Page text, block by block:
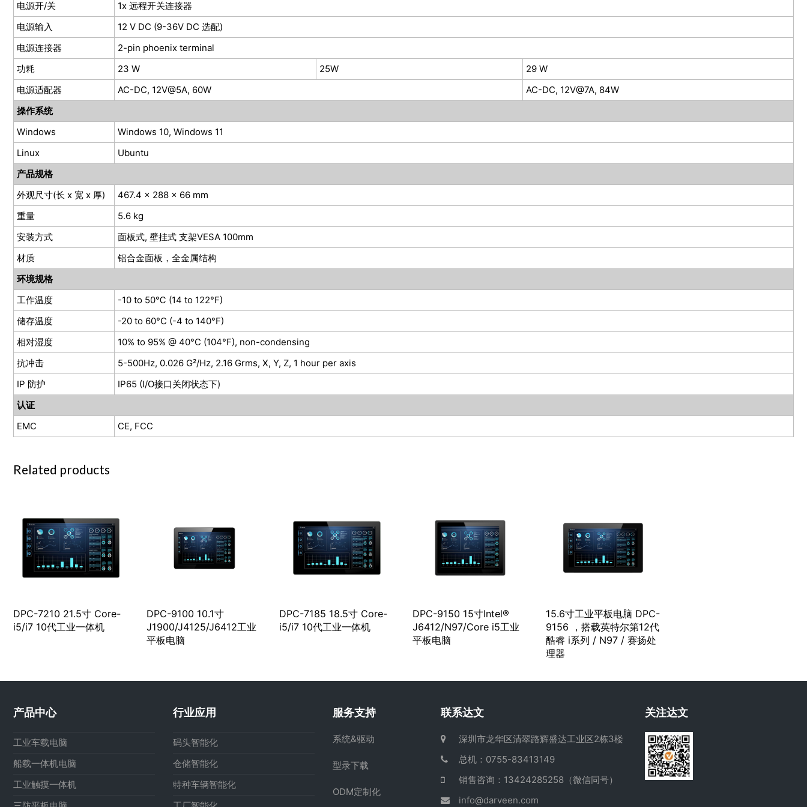
电源开/关
1x 远程开关连接器
电源输入
12 V DC (9-36V DC 选配)
电源连接器
2-pin phoenix terminal
功耗
23 W 25W
29 W
电源适配器
AC-DC, 12V@5A, 60W
AC-DC, 12V@7A, 84W
操作系统
Windows
Windows 10, Windows 11
Linux
Ubuntu
产品规格
外观尺寸(长 x 宽 x 厚)
467.4 x 288 x 66 mm
重量
5.6 kg
安装方式
面板式, 壁挂式 支架VESA 100mm
材质
铝合金面板，全金属结构
环境规格
工作温度
-10 to 50℃ (14 to 122°F)
储存温度
-20 to 60°C (-4 to 140°F)
相对湿度
10% to 95% @ 40°C (104°F), non-condensing
抗冲击
5-500Hz, 0.026 G²/Hz, 2.16 Grms, X, Y, Z, 1 hour per axis
IP 防护
IP65 (I/O接口关闭状态下)
认证
EMC
CE, FCC
Related products
DPC-7210 21.5寸 Core-
i5/i7 10代工业一体机
DPC-9100 10.1寸
J1900/J4125/J6412工业
平板电脑
DPC-7185 18.5寸 Core-
i5/i7 10代工业一体机
DPC-9150 15寸Intel®
J6412/N97/Core i5工业
平板电脑
15.6寸工业平板电脑 DPC-
9156 ，搭载英特尔第12代
酷睿 i系列 / N97 / 赛扬处
理器
产品中心
工业车载电脑
船载一体机电脑
工业触摸一体机
行业应用
码头智能化
仓储智能化
特种车辆智能化
服务支持
系统&驱动
型录下载
ODM定制化
联系达文
深圳市龙华区清翠路辉盛达工业区2栋3楼
总机：0755-83413149
销售咨询：13424285258（微信同号）
info@darveen.com
关注达文